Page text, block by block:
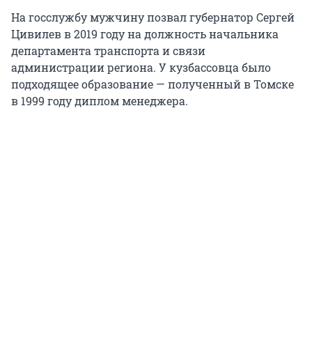
На госслужбу мужчину позвал губернатор Сергей
Цивилев в 2019 году на должность начальника
департамента транспорта и связи
администрации региона. У кузбассовца было
подходящее образование — полученный в Томске
в 1999 году диплом менеджера.